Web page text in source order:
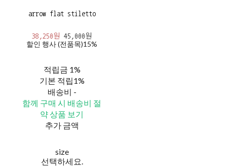
arrow flat stiletto
38,250원 45,000원
할인 행사 (전품목)15%
적립금 1%
기본 적립1%
배송비 -
함께 구매 시 배송비 절
약 상품 보기
추가 금액
size
선택하세요.